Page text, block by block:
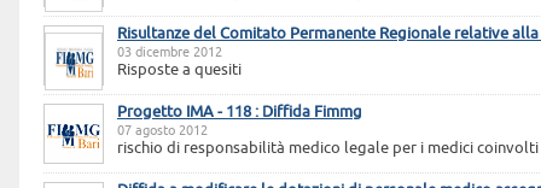
Risultanze del Comitato Permanente Regionale relative
03 dicembre 2012
Risposte a quesiti
Progetto IMA - 118 : Diffida Fimmg
07 agosto 2012
rischio di responsabilità medico legale per i medici